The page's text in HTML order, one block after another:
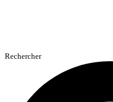
Rechercher